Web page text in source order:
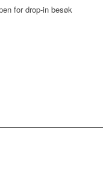
for drop-in besøk